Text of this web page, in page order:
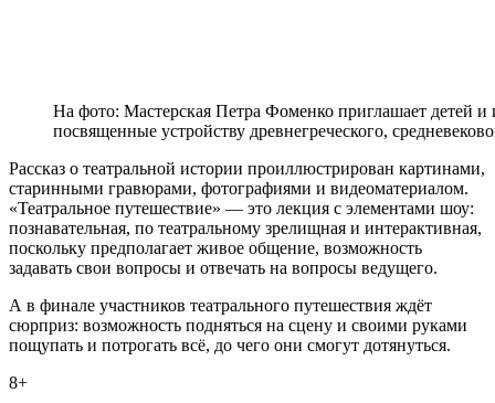
На фото: Мастерская Петра Фоменко приглашает детей
посвященные устройству древнегреческого,
Рассказ о театральной истории проиллюстрирован картинами,
старинными гравюрами, фотографиями и видеоматериалом.
«Театральное путешествие» — это лекция с элементами шоу:
познавательная, по театральному зрелищная и интерактивная,
поскольку предполагает живое общение, возможность
задавать свои вопросы и отвечать на вопросы ведущего.
А в финале участников театрального путешествия ждёт
сюрприз: возможность подняться на сцену и своими руками
пощупать и потрогать всё, до чего они смогут дотянуться.
8+